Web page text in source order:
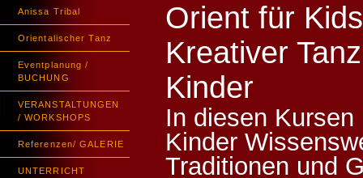
Anissa Tribal
Orientalischer Tanz
Eventplanung /
BUCHUNG
VERANSTALTUNGEN
/ WORKSHOPS
Referenzen/ GALERIE
UNTERRICHT
Orient für Kids
Kreativer
Kinder
In diesen Kursen
Kinder
Traditionen und